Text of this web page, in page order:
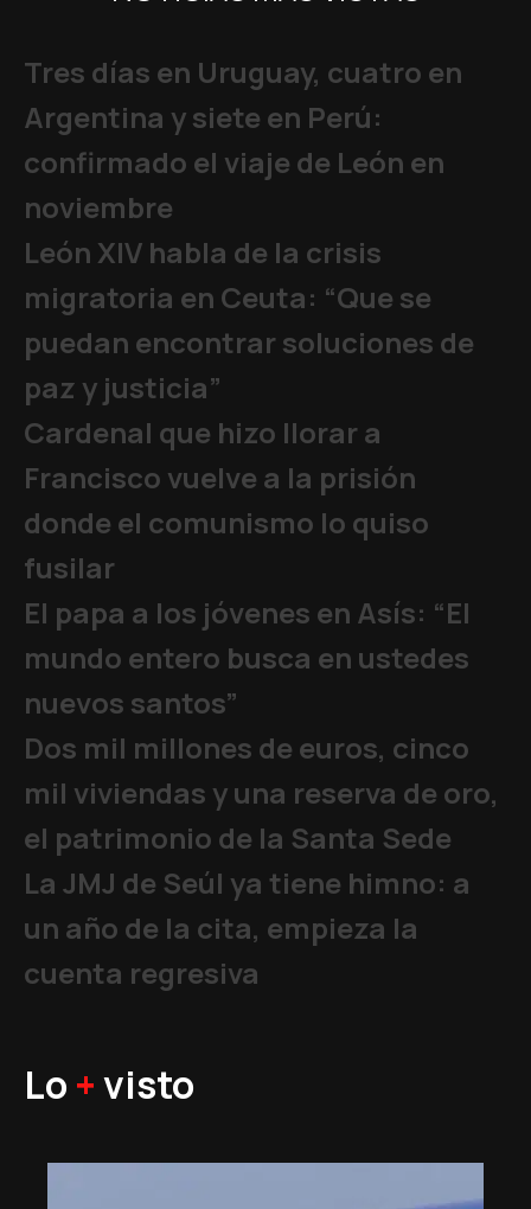
Tres días en Uruguay, cuatro en
Argentina y siete en Perú:
confirmado el viaje de León en
noviembre
León XIV habla de la crisis
migratoria en Ceuta: “Que se
puedan encontrar soluciones de
paz y justicia”
Cardenal que hizo llorar a
Francisco vuelve a la prisión
donde el comunismo lo quiso
fusilar
El papa a los jóvenes en Asís: “El
mundo entero busca en ustedes
nuevos santos”
Dos mil millones de euros, cinco
mil viviendas y una reserva de oro,
el patrimonio de la Santa Sede
La JMJ de Seúl ya tiene himno: a
un año de la cita, empieza la
cuenta regresiva
Lo +visto